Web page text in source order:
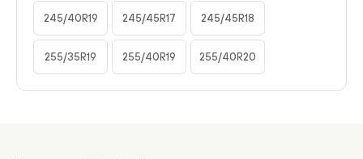
245/40R19 245/45R17 245/45R18
255/35R19 255/40R19 255/40R20